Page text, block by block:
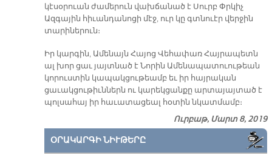
կէսօրուան ժամերուն վախճանած է Սուրբ Փրկիչ
Ազգային հիւանդանոցի մէջ, ուր կը գտնուէր վերջին
տարիներուն։
Իր կարգին, Ամենայն Հայոց Վեհափառ Հայրապետն
ալ խոր ցաւ յայտնած է Նորին Ամենապատուութեան
կորուստին կապակցութեամբ եւ իր հայրական
ցաւակցութիւններն ու կարեկցանքը արտայայտած է
պոլսահայ իր հաւատացեալ հօտին նկատմամբ։
Ուրբաթ, Մարտ 8, 2019
ՕՐԱԿԱՐԳԻ ՆԻՒԹԵՐԸ